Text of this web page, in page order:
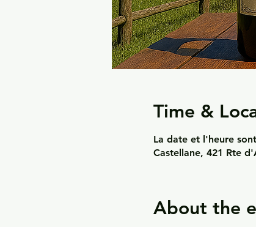
Time &
La date et l'heure
Castellane, 421 Rte
About the